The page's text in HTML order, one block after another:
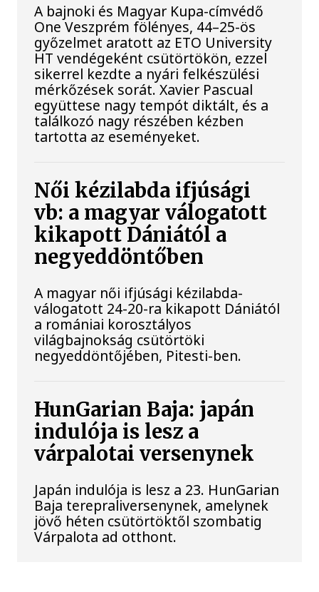
A bajnoki és Magyar Kupa-címvédő
One Veszprém fölényes, 44–25-ös
győzelmet aratott az ETO University
HT vendégeként csütörtökön, ezzel
sikerrel kezdte a nyári felkészülési
mérkőzések sorát. Xavier Pascual
együttese nagy tempót diktált, és a
találkozó nagy részében kézben
tartotta az eseményeket.
Női kézilabda ifjúsági
vb: a magyar válogatott
kikapott Dániától a
negyeddöntőben
A magyar női ifjúsági kézilabda-
válogatott 24-20-ra kikapott Dániától
a romániai korosztályos
világbajnokság csütörtöki
negyeddöntőjében, Pitesti-ben.
HunGarian Baja: japán
indulója is lesz a
várpalotai versenynek
Japán indulója is lesz a 23. HunGarian
Baja terepraliversenynek, amelynek
jövő héten csütörtöktől szombatig
Várpalota ad otthont.